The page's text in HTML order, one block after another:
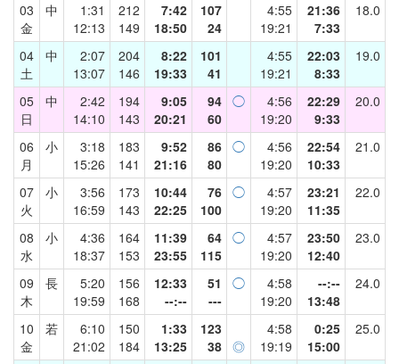
03
金
中
1:31
12:13
212
149
7:42
18:50
107
24
4:55
19:21
21:36
7:33
18.0
04
土
中
2:07
13:07
204
146
8:22
19:33
101
41
4:55
19:21
22:03
8:33
19.0
05
日
中
2:42
14:10
194
143
9:05
20:21
94
60
◯
4:56
19:20
22:29
9:33
20.0
06
月
小
3:18
15:26
183
141
9:52
21:16
86
80
◯
4:56
19:20
22:54
10:33
21.0
07
火
小
3:56
16:59
173
143
10:44
22:25
76
100
◯
4:57
19:20
23:21
11:35
22.0
08
水
小
4:36
18:37
164
153
11:39
23:55
64
115
◯
4:57
19:20
23:50
12:40
23.0
09
木
長
5:20
19:59
156
168
12:33
--:--
51
---
◯
4:58
19:20
--:--
13:48
24.0
10
金
若
6:10
21:02
150
184
1:33
13:25
123
38 ◎
4:58
19:19
0:25
15:00
25.0